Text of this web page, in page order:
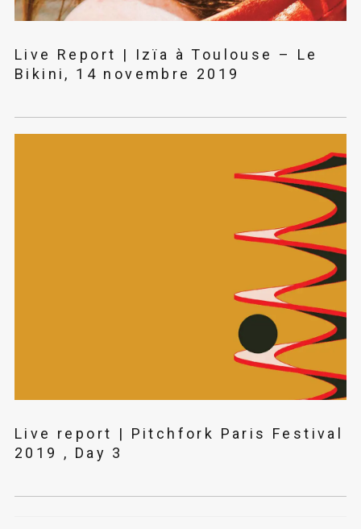
Live Report | Izïa à Toulouse – Le
Bikini, 14 novembre 2019
Live report | Pitchfork Paris Festival
2019 , Day 3